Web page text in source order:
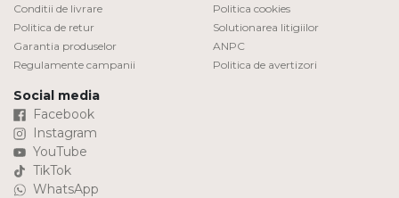
Conditii de livrare
Politica de retur
Garantia produselor
Regulamente campanii
Politica cookies
Solutionarea litigiilor
ANPC
Politica de avertizori
Social media
Facebook
Instagram
YouTube
TikTok
WhatsApp